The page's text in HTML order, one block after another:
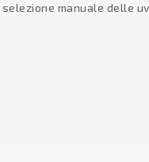
manuale delle